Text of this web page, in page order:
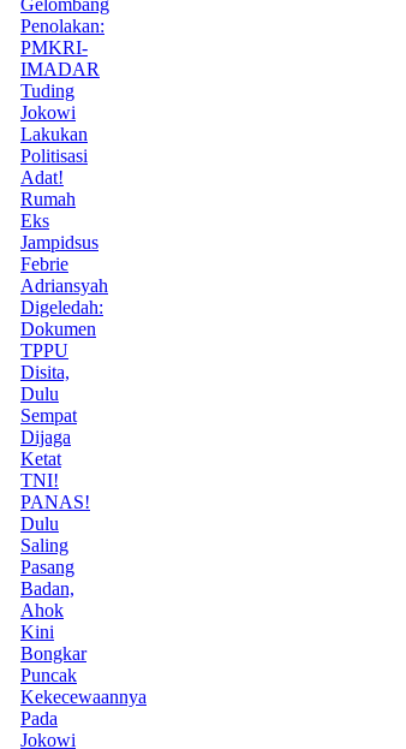
Penolakan:
PMKRI-
IMADAR
Tuding
Jokowi
Lakukan
Politisasi
Adat!
Rumah
Eks
Jampidsus
Febrie
Adriansyah
Digeledah:
Dokumen
TPPU
Disita,
Dulu
Sempat
Dijaga
Ketat
TNI!
PANAS!
Dulu
Saling
Pasang
Badan,
Ahok
Kini
Bongkar
Puncak
Kekecewaannya
Pada
Jokowi